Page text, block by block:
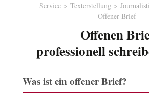
Service Texterstellung
Offener Brief
Offenen
professionell
Was ist ein offener Brief?